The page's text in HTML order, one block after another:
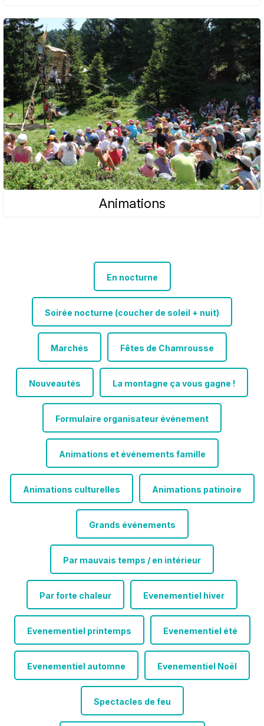
Animations
En nocturne
Soirée nocturne (coucher de soleil + nuit)
Marchés Fêtes de Chamrousse
Nouveautés La montagne ça vous gagne !
Formulaire organisateur événement
Animations et événements famille
Animations culturelles Animations patinoire
Grands événements
Par mauvais temps / en intérieur
Par forte chaleur Evenementiel hiver
Evenementiel printemps Evenementiel été
Evenementiel automne Evenementiel Noël
Spectacles de feu